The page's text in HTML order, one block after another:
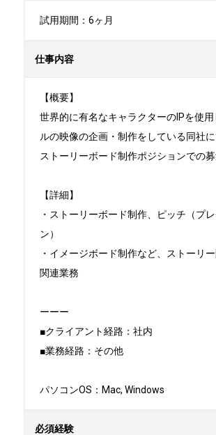
試用期間：6ヶ月
仕事内容
【概要】
世界的に有名なキャラクターのIPを使
ルの映像の企画・制作をしている同社
ストーリーボード制作ポジションでの募
【詳細】
・ストーリーボード制作、ピッチ（プ
ン）
・イメージボード制作など、ストーリ
関連業務
ーーー
■クライアント経路：社内
■業務経路：その他
パソコンOS：Mac, Windows
必須経験